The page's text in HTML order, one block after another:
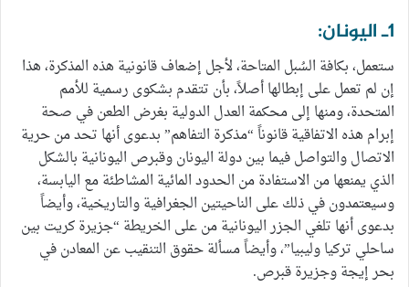
1ـ اليونان:
ستعمل، بكافة السُبل المتاحة، لأجل إضعاف قانونية هذه المذكرة، هذا
إن لم تعمل على إبطالها أصلاً، بأن تتقدم بشكوى رسمية للأمم
المتحدة، ومنها إلى محكمة العدل الدولية بغرض الطعن في صحة
إبرام هذه الاتفاقية قانوناً “مذكرة التفاهم” بدعوى أنها تحد من حرية
الاتصال والتواصل فيما بين دولة اليونان وقبرص اليونانية بالشكل
الذي يمنعها من الاستفادة من الحدود المائية المشاطئة مع اليابسة،
وسيعتمدون في ذلك على الناحيتين الجغرافية والتاريخية، وأيضاً
بدعوى أنها تلغي الجزر اليونانية من على الخريطة “جزيرة كريت بين
ساحلي تركيا وليبيا”، وأيضاً مسألة حقوق التنقيب عن المعادن في
بحر إيجة وجزيرة قبرص.